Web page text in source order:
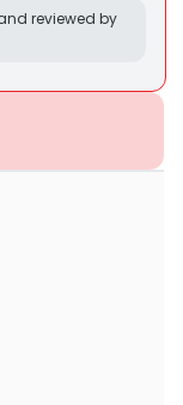
reviewed by